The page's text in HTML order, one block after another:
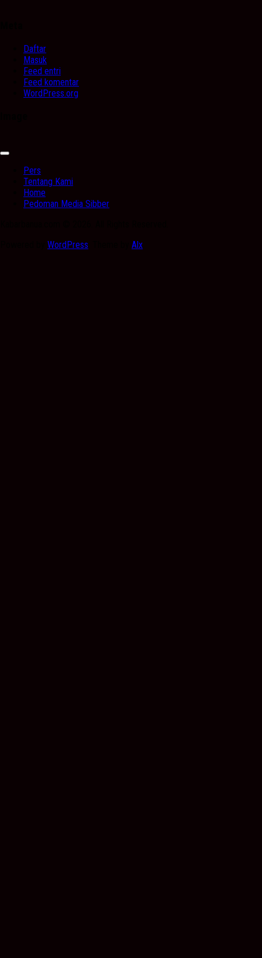
Daftar
Masuk
Feed entri
Feed komentar
WordPress.org
Expand
Pers
Tentang Kami
Home
Pedoman Media Sibber
WordPress Alx